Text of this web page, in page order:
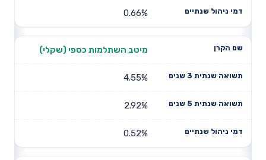
0.66%
מיטב השתלמות כספי (שקלי)
4.55%
2.92%
0.52%